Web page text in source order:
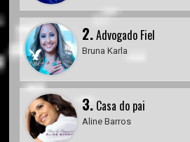
2.Advogado Fiel
Bruna Karla
3. Casa do pai
Aline Barros